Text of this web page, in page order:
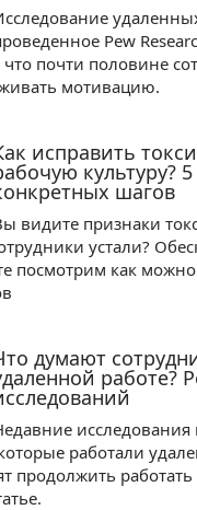
Pew
что почти половине
мотивацию.
исправить
культуру? 5
шагов
видите признаки
устали?
посмотрим как
думают
работе?
исследования
работали
продолжить